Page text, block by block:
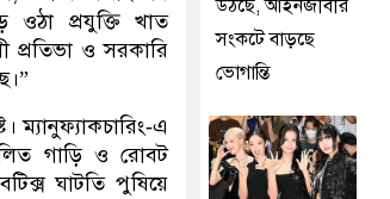
ওঠা প্রযুক্তি খাত
প্রতিভা ও সরকারি
”
ম্যানুফ্যাকচারিং‑এ
গাড়ি ও রোবট
ঘাটতি পুষিয়ে
উঠছে, আইনজীবীর
সংকটে বাড়ছে
ভোগান্তি